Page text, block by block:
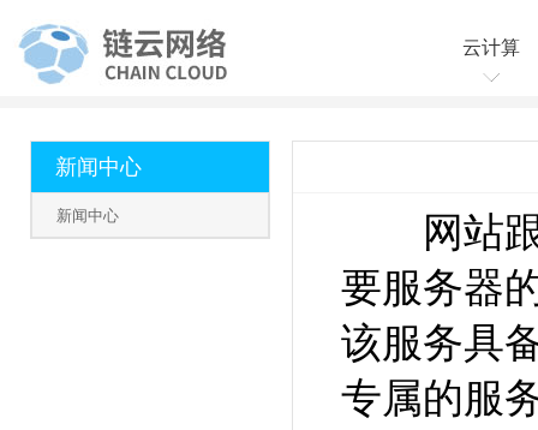
云计算
新闻中心
新闻中心
网站跟
要服务器
该服务具
专属的服